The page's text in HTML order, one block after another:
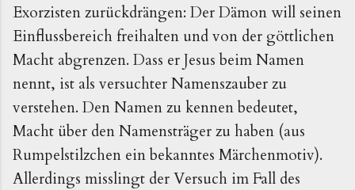
Exorzisten zurückdrängen: Der Dämon will seinen
Einflussbereich freihalten und von der göttlichen
Macht abgrenzen. Dass er Jesus beim Namen
nennt, ist als versuchter Namenszauber zu
verstehen. Den Namen zu kennen bedeutet,
Macht über den Namensträger zu haben (aus
Rumpelstilzchen ein bekanntes Märchenmotiv).
Allerdings misslingt der Versuch im Fall des